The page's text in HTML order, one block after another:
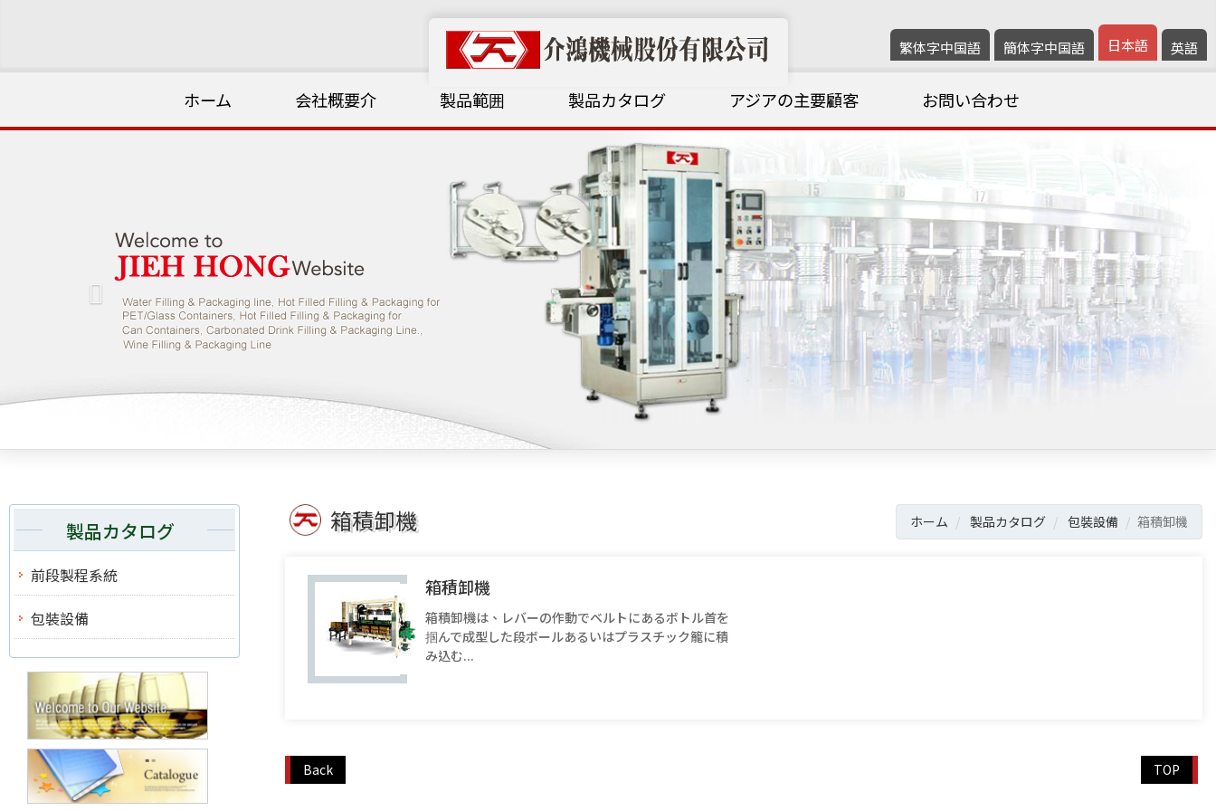
ホーム 会社概要介 製品範囲 製品カタログ アジアの主要顧客 お問い合わせ
繁体字中国語 簡体字中国語 日本語 英語
製品カタログ
前段製程系統
包裝設備
箱積卸機 ホーム 製品カタログ 包裝設備 箱積卸機
箱積卸機
箱積卸機は、レバーの作動でベルトにあるボトル首を
掴んで成型した段ボールあるいはプラスチック籠に積
み込む...
Back TOP